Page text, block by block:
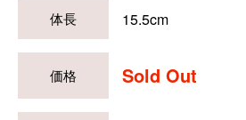
体長 15.5cm
価格 Sold Out